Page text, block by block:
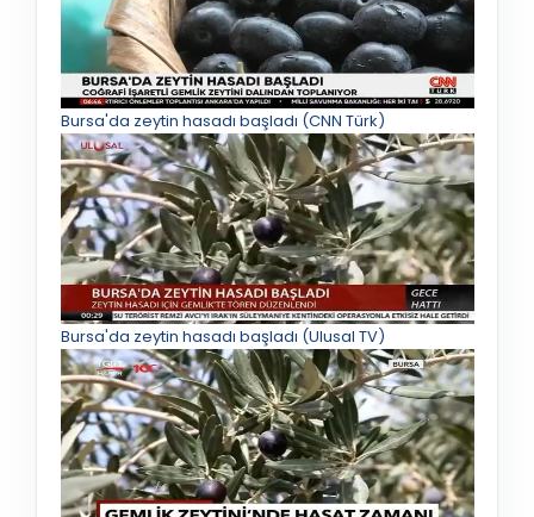
Bursa'da zeytin hasadı başladı (CNN Türk)
Bursa'da zeytin hasadı başladı (Ulusal TV)